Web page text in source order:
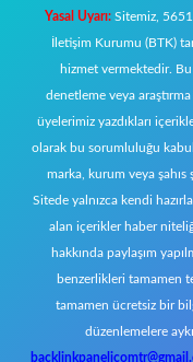
Yasal Uyarı: Sitemiz,
İletişim Kurumu (BTK)
hizmet vermektedir.
denetleme veya
üyelerimiz yazdıkları
olarak bu sorumluluğu
marka, kurum veya şahıs
Sitede yalnızca kendi
alan içerikler haber
hakkında paylaşım
benzerlikleri tamamen
tamamen ücretsiz bir
düzenlemelere